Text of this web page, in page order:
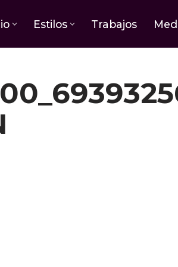
Estilos Trabajos